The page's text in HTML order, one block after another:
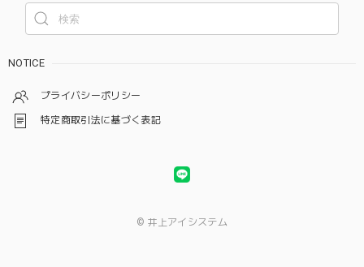
NOTICE
プライバシーポリシー
特定商取引法に基づく表記
© 井上アイシステム